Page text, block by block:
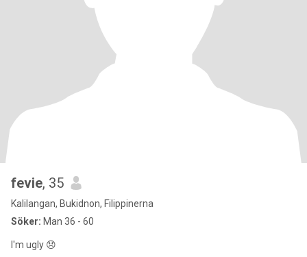
fevie, 35
Kalilangan, Bukidnon, Filippinerna
Söker: Man 36 - 60
I'm ugly 😞